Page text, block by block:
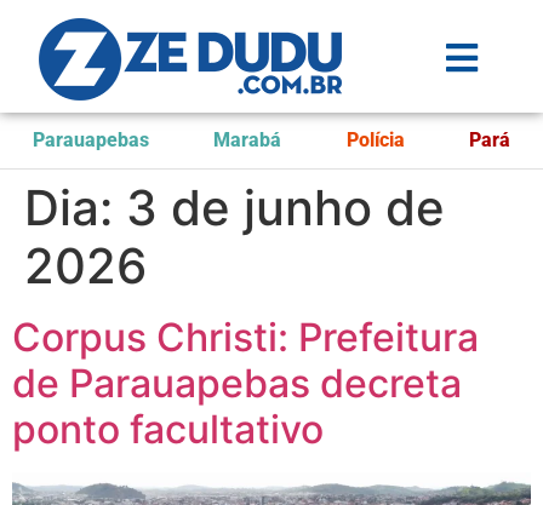
Parauapebas Marabá Polícia Pará
Dia: 3 de junho de
2026
Corpus Christi: Prefeitura
de Parauapebas decreta
ponto facultativo